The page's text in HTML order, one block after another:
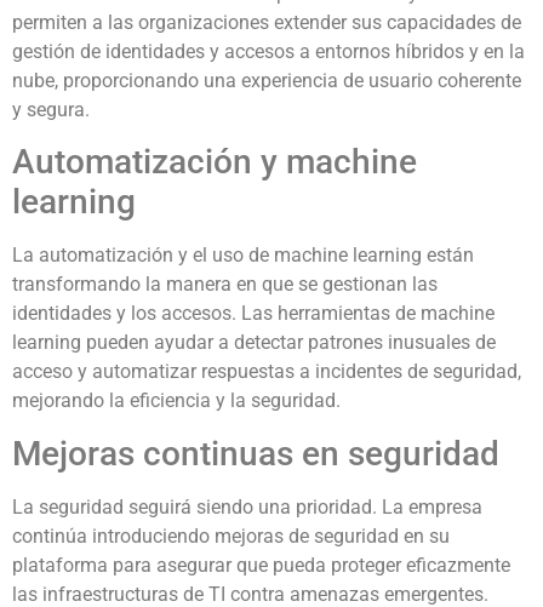
permiten a las organizaciones extender sus capacidades de
gestión de identidades y accesos a entornos híbridos y en la
nube, proporcionando una experiencia de usuario coherente
y segura.
Automatización y machine
learning
La automatización y el uso de machine learning están
transformando la manera en que se gestionan las
identidades y los accesos. Las herramientas de machine
learning pueden ayudar a detectar patrones inusuales de
acceso y automatizar respuestas a incidentes de seguridad,
mejorando la eficiencia y la seguridad.
Mejoras continuas en seguridad
La seguridad seguirá siendo una prioridad. La empresa
continúa introduciendo mejoras de seguridad en su
plataforma para asegurar que pueda proteger eficazmente
las infraestructuras de TI contra amenazas emergentes.